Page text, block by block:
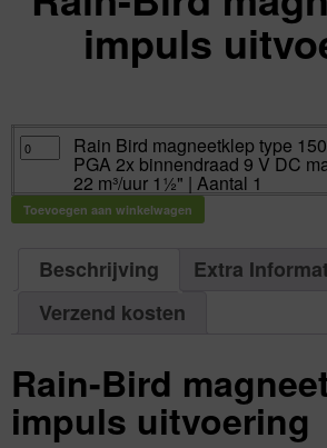
impuls
Rain
Bird
magneetklep
PGA
2x
binnendraad
max.
Rain Bird magneetklep type
PGA 2x binnendraad 9 V DC
22 m³/uur 1½" | Aantal 1
Toevoegen aan winkelwagen
Beschrijving
Extra
Verzend kosten
Rain-Bird
impuls uitvoering